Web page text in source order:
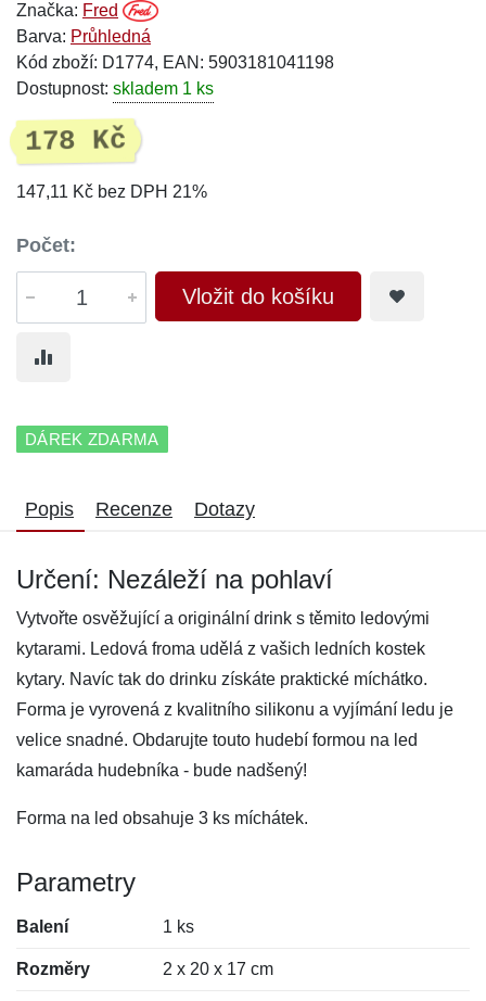
Značka: Fred
Barva: Průhledná
Kód zboží: D1774, EAN: 5903181041198
Dostupnost: skladem 1 ks
178 Kč
147,11 Kč bez DPH 21%
Počet:
Vložit do košíku
DÁREK ZDARMA
Popis Recenze Dotazy
Určení: Nezáleží na pohlaví
Vytvořte osvěžující a originální drink s těmito ledovými
kytarami. Ledová froma udělá z vašich ledních kostek
kytary. Navíc tak do drinku získáte praktické míchátko.
Forma je vyrovená z kvalitního silikonu a vyjímání ledu je
velice snadné. Obdarujte touto hudebí formou na led
kamaráda hudebníka - bude nadšený!
Forma na led obsahuje 3 ks míchátek.
Parametry
Balení 1 ks
Rozměry 2 x 20 x 17 cm